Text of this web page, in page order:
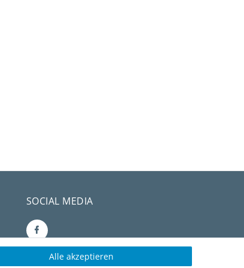
SOCIAL MEDIA
Alle akzeptieren